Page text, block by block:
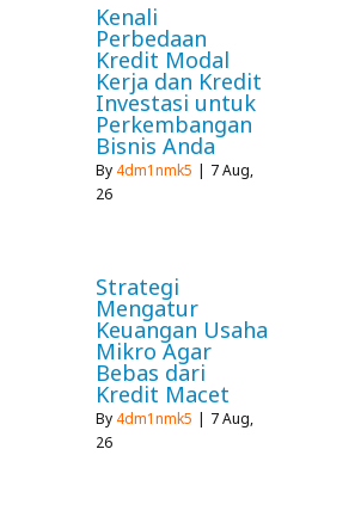
Kenali
Perbedaan
Kredit Modal
Kerja dan Kredit
Investasi untuk
Perkembangan
Bisnis Anda
By 4dm1nmk5 | 7 Aug,
26
Strategi
Mengatur
Keuangan Usaha
Mikro Agar
Bebas dari
Kredit Macet
By 4dm1nmk5 | 7 Aug,
26